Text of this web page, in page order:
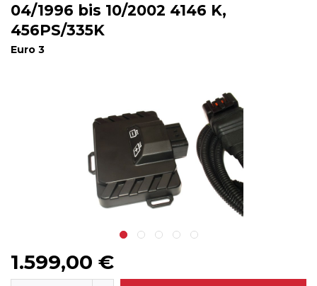
04/1996 bis 10/2002 4146 K,
456PS/335K
Euro 3
1.599,00 €